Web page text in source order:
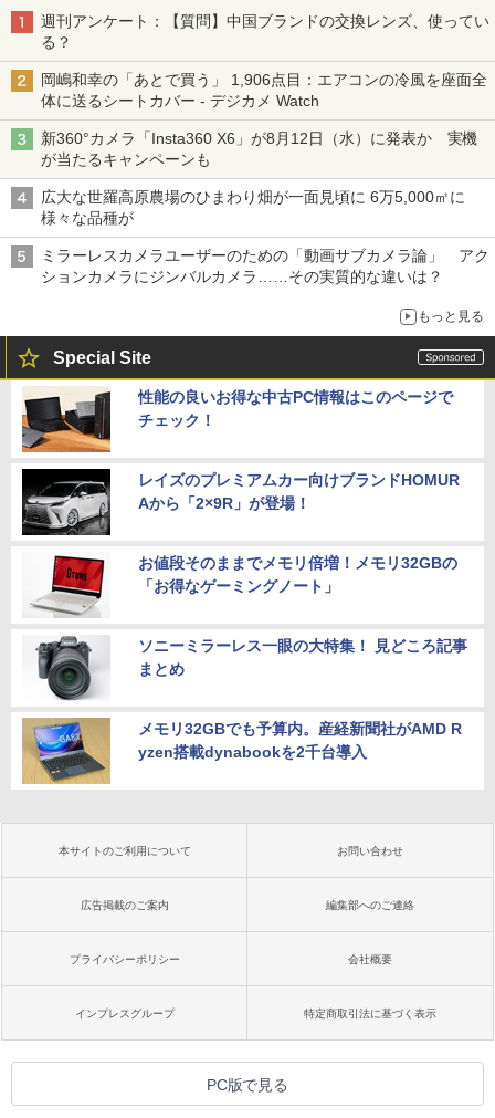
週刊アンケート：【質問】中国ブランドの交換レンズ、使ってい
る？
岡嶋和幸の「あとで買う」 1,906点目：エアコンの冷風を座面全
体に送るシートカバー - デジカメ Watch
新360°カメラ「Insta360 X6」が8月12日（水）に発表か 実機
が当たるキャンペーンも
広大な世羅高原農場のひまわり畑が一面見頃に 6万5,000㎡に
様々な品種が
ミラーレスカメラユーザーのための「動画サブカメラ論」 アク
ションカメラにジンバルカメラ……その実質的な違いは？
もっと見る
Special Site
性能の良いお得な中古PC情報はこのページで
チェック！
レイズのプレミアムカー向けブランドHOMUR
Aから「2×9R」が登場！
お値段そのままでメモリ倍増！メモリ32GBの
「お得なゲーミングノート」
ソニーミラーレス一眼の大特集！ 見どころ記事
まとめ
メモリ32GBでも予算内。産経新聞社がAMD R
yzen搭載dynabookを2千台導入
本サイトのご利用について お問い合わせ
広告掲載のご案内 編集部へのご連絡
プライバシーポリシー 会社概要
インプレスグループ 特定商取引法に基づく表示
PC版で見る